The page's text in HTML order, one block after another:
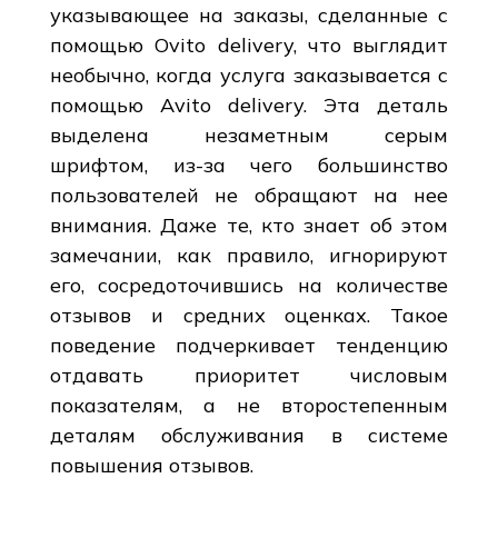
указывающее на заказы, сделанные с
помощью Ovito delivery, что выглядит
необычно, когда услуга заказывается с
помощью Avito delivery. Эта деталь
выделена незаметным серым
шрифтом, из-за чего большинство
пользователей не обращают на нее
внимания. Даже те, кто знает об этом
замечании, как правило, игнорируют
его, сосредоточившись на количестве
отзывов и средних оценках. Такое
поведение подчеркивает тенденцию
отдавать приоритет числовым
показателям, а не второстепенным
деталям обслуживания в системе
повышения отзывов.